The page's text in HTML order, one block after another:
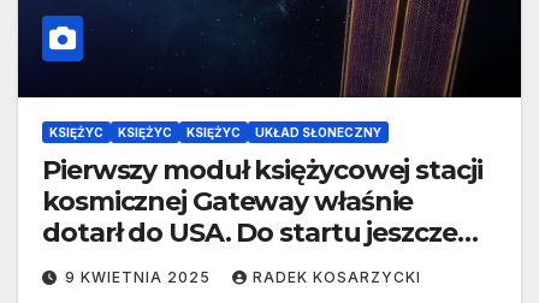
KSIĘŻYC KSIĘŻYC KSIĘŻYC UKŁAD SŁONECZNY
Pierwszy moduł księżycowej stacji
kosmicznej Gateway właśnie
dotarł do USA. Do startu jeszcze
okrutnie daleko
9 KWIETNIA 2025 RADEK KOSARZYCKI